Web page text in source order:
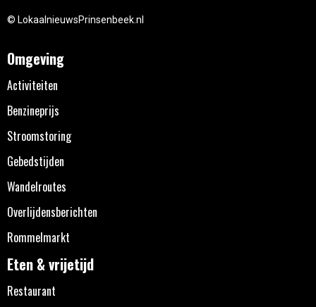
© LokaalnieuwsPrinsenbeek.nl
Omgeving
Activiteiten
Benzineprijs
Stroomstoring
Gebedstijden
Wandelroutes
Overlijdensberichten
Rommelmarkt
Eten & vrijetijd
Restaurant